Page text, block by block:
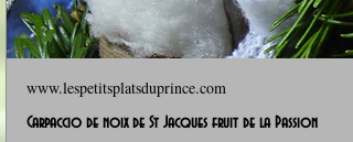
www.lespetitsplatsduprince.com
Carpaccio de noix de St Jacques fruit de la Passion